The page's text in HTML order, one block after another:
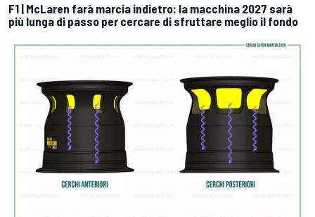
F1 | McLaren farà marcia indietro: la macchina 2027 sarà
più lunga di passo per cercare di sfruttare meglio il fondo